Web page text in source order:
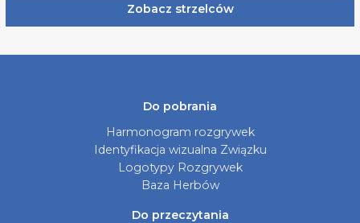
Zobacz strzelców
Do pobrania
Harmonogram rozgrywek
Identyfikacja wizualna Związku
Logotypy Rozgrywek
Baza Herbów
Do przeczytania